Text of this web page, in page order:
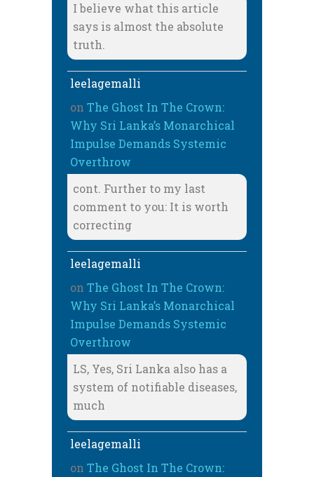
I believe what this article
says is almost the absolute
truth.
leelagemalli
on The Ghost In The Crown:
Why Sri Lanka’s Monarchical
Impulse Demands Systemic
Overthrow
cont. Further to my last
comment to you: It is worth
correcting
leelagemalli
on The Ghost In The Crown:
Why Sri Lanka’s Monarchical
Impulse Demands Systemic
Overthrow
LS, Yes, Sri Lanka also has a
system of notifiable diseases,
much
leelagemalli
on The Ghost In The Crown: